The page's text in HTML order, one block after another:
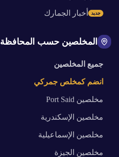
أخبار الجمارك جديد
المخلصين حسب المحافظة
جميع المخلصين
انضم كمخلص جمركي
مخلصين Port Said
مخلصين الإسكندرية
مخلصين الإسماعيلية
مخلصين الجيزة